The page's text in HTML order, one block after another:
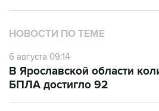
НОВОСТИ ПО ТЕМЕ
6 августа 09:14
В Ярославской области
БПЛА достигло 92